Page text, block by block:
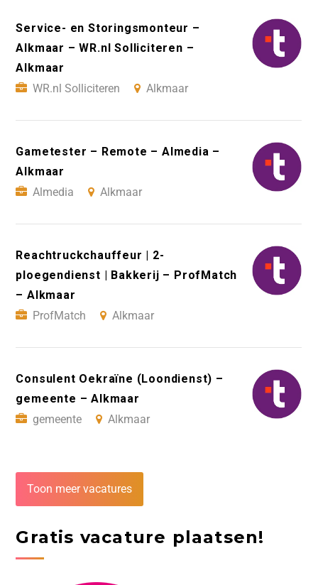
Service- en Storingsmonteur –
Alkmaar – WR.nl Solliciteren –
Alkmaar
WR.nl Solliciteren
Alkmaar
Gametester – Remote – Almedia –
Alkmaar
Almedia
Alkmaar
Reachtruckchauffeur | 2-
ploegendienst | Bakkerij – ProfMatch
– Alkmaar
ProfMatch
Alkmaar
Consulent Oekraïne (Loondienst) –
gemeente – Alkmaar
gemeente
Alkmaar
Toon meer vacatures
Gratis vacature plaatsen!